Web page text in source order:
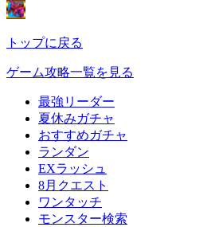
トップに戻る
ゲーム攻略一覧を見る
最強リーダー
夏休みガチャ
おすすめガチャ
ランダン
EXラッシュ
8月クエスト
ワンタッチ
モンスター検索